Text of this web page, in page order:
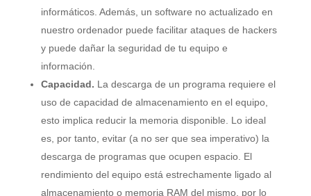
informáticos. Además, un software no actualizado en
nuestro ordenador puede facilitar ataques de hackers
y puede dañar la seguridad de tu equipo e
información.
Capacidad. La descarga de un programa requiere el
uso de capacidad de almacenamiento en el equipo,
esto implica reducir la memoria disponible. Lo ideal
es, por tanto, evitar (a no ser que sea imperativo) la
descarga de programas que ocupen espacio. El
rendimiento del equipo está estrechamente ligado al
almacenamiento o memoria RAM del mismo, por lo